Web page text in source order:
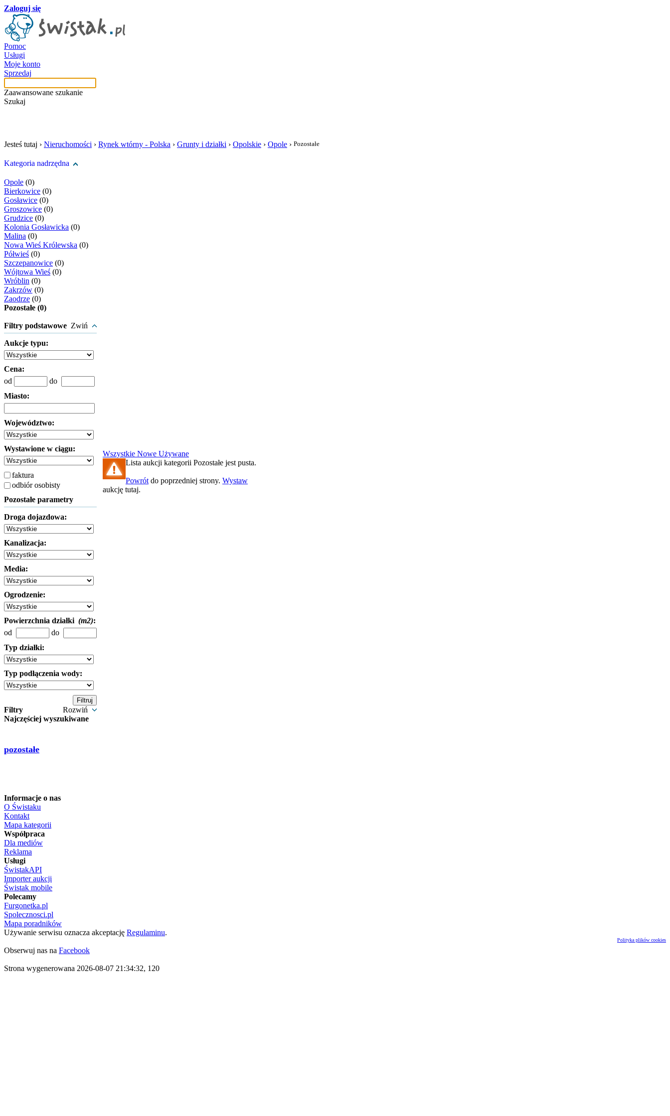
Zaloguj się
Pomoc
Usługi
Moje konto
Sprzedaj
Zaawansowane szukanie
Szukaj
Jesteś tutaj › Nieruchomości › Rynek wtórny - Polska › Grunty i działki › Opolskie › Opole › Pozostałe
Kategoria nadrzędna
Opole (0)
Bierkowice (0)
Gosławice (0)
Groszowice (0)
Grudzice (0)
Kolonia Gosławicka (0)
Malina (0)
Nowa Wieś Królewska (0)
Półwieś (0)
Szczepanowice (0)
Wójtowa Wieś (0)
Wróblin (0)
Zakrzów (0)
Zaodrze (0)
Pozostałe (0)
Filtry podstawowe Zwiń
Aukcje typu:
Cena:
od
do
Miasto:
Województwo:
Wystawione w ciągu:
faktura
odbiór osobisty
Pozostałe parametry
Droga dojazdowa:
Kanalizacja:
Media:
Ogrodzenie:
Powierzchnia działki (m2):
od
do
Typ działki:
Typ podłączenia wody:
Filtry
Rozwiń
Najczęściej wyszukiwane
pozostałe
Wszystkie Nowe Używane
Lista aukcji kategorii Pozostałe jest pusta.
Powrót do poprzedniej strony. Wystaw
aukcję tutaj.
Informacje o nas
O Świstaku
Kontakt
Mapa kategorii
Współpraca
Dla mediów
Reklama
Usługi
ŚwistakAPI
Importer aukcji
Świstak mobile
Polecamy
Furgonetka.pl
Spolecznosci.pl
Mapa poradników
Używanie serwisu oznacza akceptację Regulaminu.
Polityka plików cookies
Obserwuj nas na Facebook
Strona wygenerowana 2026-08-07 21:34:32, 120